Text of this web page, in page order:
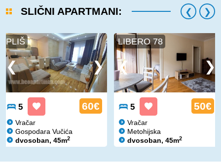
SLIČNI APARTMANI:
PLIŠ
5 60€
Vračar
Gospodara Vučića
dvosoban, 45m2
LIBERO 78
5 50€
Vračar
Metohijska
dvosoban, 45m2